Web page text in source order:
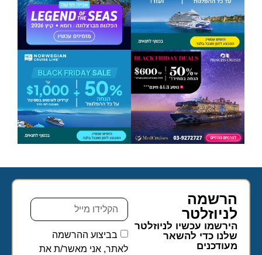
הרשמה
לניוזלטר​
הירשמו עכשיו לניוזלטר
שלנו כדי להשאר
מעודכנים
בביצוע ההרשמה
לאתר, אני מאשר/ת את